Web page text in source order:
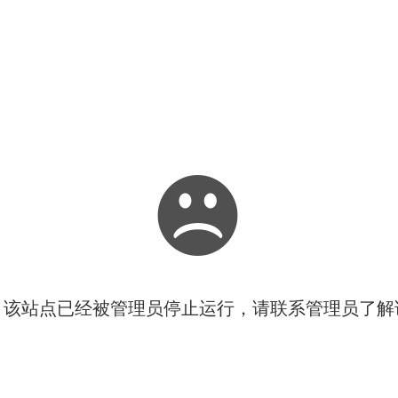
站点已经被管理员停止运行，请联系管理员了